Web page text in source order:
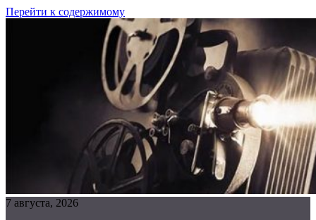
Перейти к содержимому
7 августа, 2026